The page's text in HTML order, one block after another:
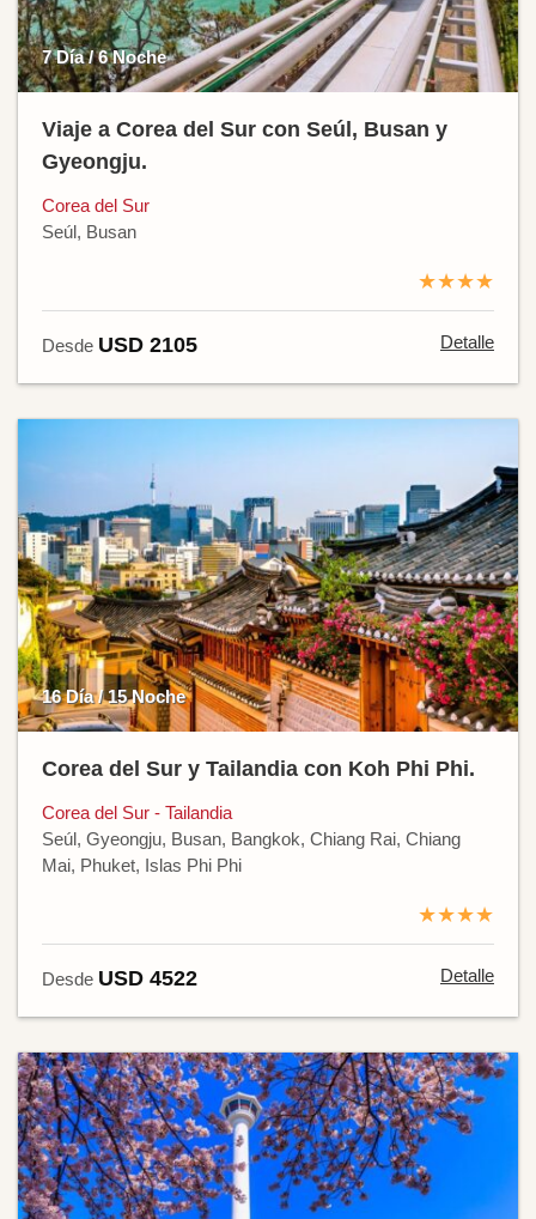
7 Día / 6 Noche
Viaje a Corea del Sur con Seúl, Busan y
Gyeongju.
Corea del Sur
Seúl, Busan
★★★★
Desde USD 2105 Detalle
16 Día / 15 Noche
Corea del Sur y Tailandia con Koh Phi Phi.
Corea del Sur - Tailandia
Seúl, Gyeongju, Busan, Bangkok, Chiang Rai, Chiang
Mai, Phuket, Islas Phi Phi
★★★★
Desde USD 4522 Detalle